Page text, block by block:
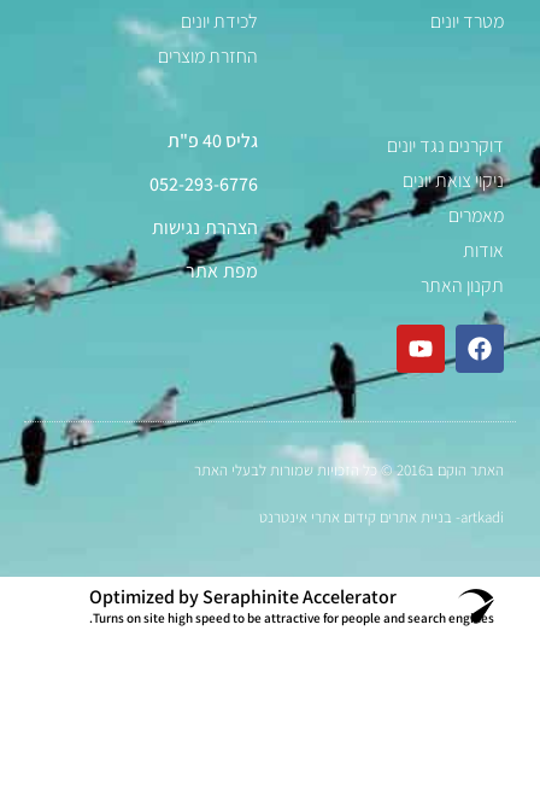
מטרד יונים
לכידת יונים
החזרת מוצרים
דוקרנים נגד יונים
ניקוי צואת יונים
מאמרים
אודות
תקנון האתר
גליס 40 פ"ת
052-293-6776
הצהרת נגישות
מפת אתר
האתר הוקם ב2016 © כל הזכויות שמורות לבעלי האתר
artkadi- בניית אתרים קידום אתרי אינטרנט
Optimized by Seraphinite Accelerator
Turns on site high speed to be attractive for people and search engines.